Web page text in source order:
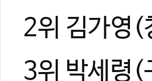
2위 김가영(
3위 박세령